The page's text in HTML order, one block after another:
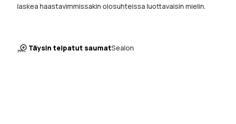
laskea haastavimmissakin olosuhteissa luottavaisin mielin.
Täysin teipatut saumatSealon